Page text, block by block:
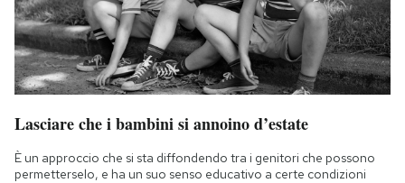
Lasciare che i bambini si annoino d’estate
È un approccio che si sta diffondendo tra i genitori che possono
permetterselo, e ha un suo senso educativo a certe condizioni